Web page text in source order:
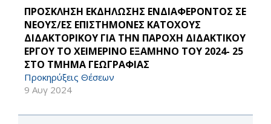
ΠΡΟΣΚΛΗΣΗ ΕΚΔΗΛΩΣΗΣ ΕΝΔΙΑΦΕΡΟΝΤΟΣ ΣΕ
ΝΕΟΥΣ/ΕΣ ΕΠΙΣΤΗΜΟΝΕΣ ΚΑΤΟΧΟΥΣ
ΔΙΔΑΚΤΟΡΙΚΟΥ ΓΙΑ ΤΗΝ ΠΑΡΟΧΗ ΔΙΔΑΚΤΙΚΟΥ
ΕΡΓΟΥ ΤΟ ΧΕΙΜΕΡΙΝΟ ΕΞΑΜΗΝΟ ΤΟΥ 2024- 25
ΣΤΟ ΤΜΗΜΑ ΓΕΩΓΡΑΦΙΑΣ
Προκηρύξεις Θέσεων
9 Αυγ 2024